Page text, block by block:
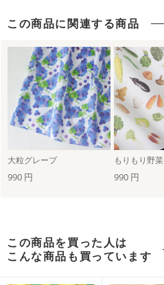
この商品に関連する商品
大粒グレープ もりもり野菜
990 円 990 円
この商品を買った人は
こんな商品も買っています